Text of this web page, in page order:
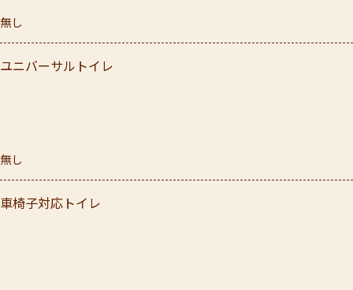
無し
ユニバーサルトイレ
無し
車椅子対応トイレ